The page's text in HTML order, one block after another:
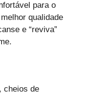
para o
qualidade
e “reviva”
, cheios de